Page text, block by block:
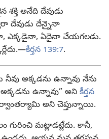
శక్తి అనేది దేవుడు
దేవుడు దేన్నైనా
ఎక్కడైనా, ఏదైనా చేయగలడు.
కీర్తన 139:7.
నీవు అక్కడను ఉన్నావు నేను
ఉన్నావు” అని కీర్తన
అని చెప్తున్నాయి.
గురించి మట్లాడట్లేదు. కానీ,